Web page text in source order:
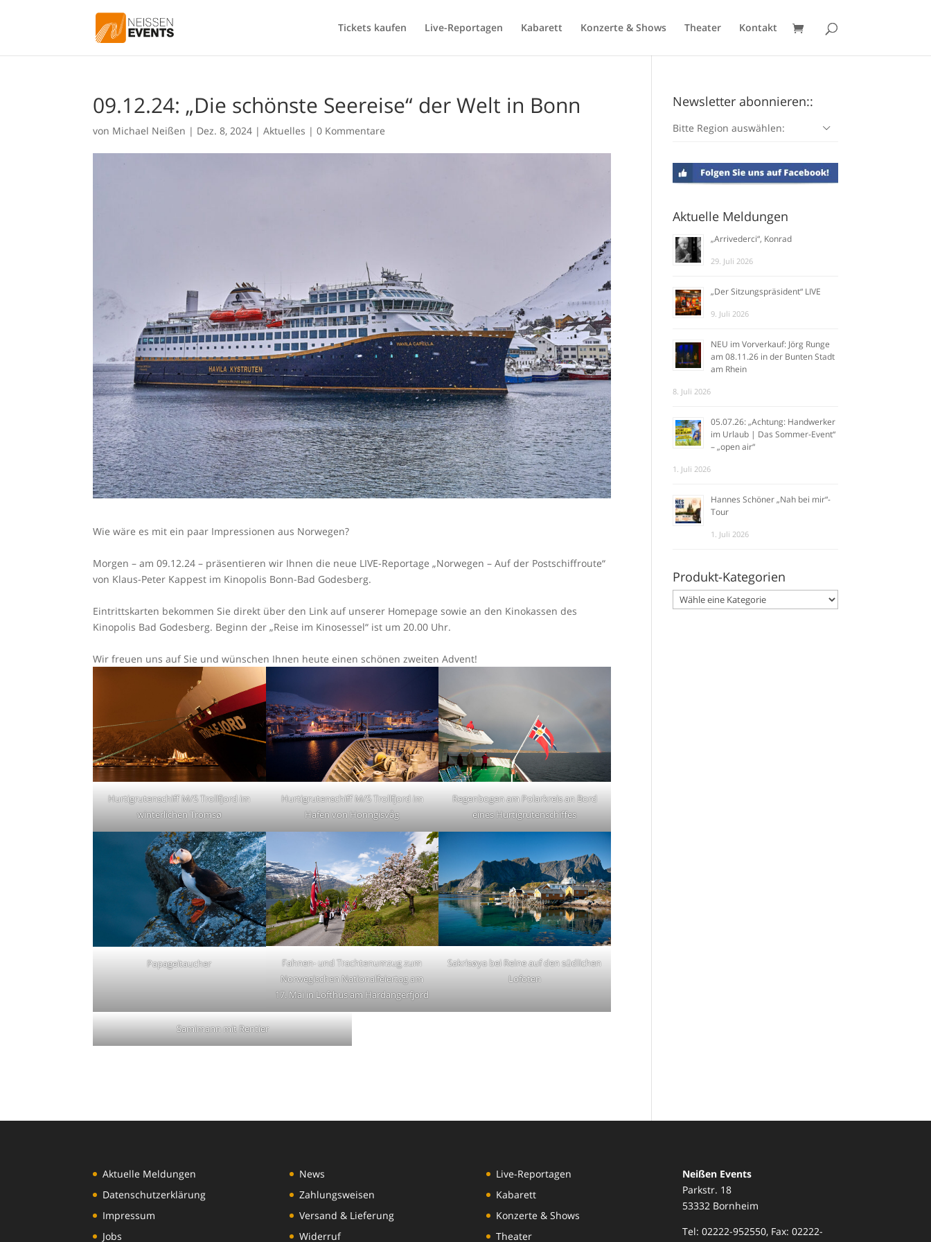
Tickets kaufen Live-Reportagen Kabarett Konzerte & Shows Theater Kontakt
09.12.24: „Die schönste Seereise“ der Welt in Bonn
von Michael Neißen | Dez. 8, 2024 |Aktuelles |0 Kommentare
Wie wäre es mit ein paar Impressionen aus Norwegen?
Morgen – am 09.12.24 – präsentieren wir Ihnen die neue LIVE-Reportage „Norwegen – Auf der Postschiffroute“
von Klaus-Peter Kappest im Kinopolis Bonn-Bad Godesberg.
Eintrittskarten bekommen Sie direkt über den Link auf unserer Homepage sowie an den Kinokassen des
Kinopolis Bad Godesberg. Beginn der „Reise im Kinosessel“ ist um 20.00 Uhr.
Wir freuen uns auf Sie und wünschen Ihnen heute einen schönen zweiten Advent!
Hurtigrutenschiff M/S Trollfjord im
winterlichen Tromsø
Hurtigrutenschiff M/S Trollfjord im
Hafen von Honngisvåg
Regenbogen am Polarkreis an Bord
eines Hurtigrutenschiffes
Papageitaucher
Fahnen- und Trachtenumzug zum
Norwegischen Nationalfeiertag am
17. Mai in Lofthus am Hardangerfjord
Sakrisøya bei Reine auf den südlichen
Lofoten
Samimann mit Rentier
Newsletter abonnieren::
Bitte Region auswählen:
Aktuelle Meldungen
„Arrivederci“, Konrad
29. Juli 2026
„Der Sitzungspräsident“ LIVE
9. Juli 2026
NEU im Vorverkauf: Jörg Runge
am 08.11.26 in der Bunten Stadt
am Rhein
8. Juli 2026
05.07.26: „Achtung: Handwerker
im Urlaub | Das Sommer-Event“
– „open air“
1. Juli 2026
Hannes Schöner „Nah bei mir“-
Tour
1. Juli 2026
Produkt-Kategorien
Aktuelle Meldungen
Datenschutzerklärung
Impressum
Jobs
News
Zahlungsweisen
Versand & Lieferung
Widerruf
Live-Reportagen
Kabarett
Konzerte & Shows
Theater
Neißen Events
Parkstr. 18
53332 Bornheim
Tel: 02222-952550, Fax: 02222-